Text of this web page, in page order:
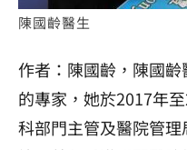
陳國齡醫生
作者：陳國齡，陳國
的專家，她於2017年
科部門主管及醫院管